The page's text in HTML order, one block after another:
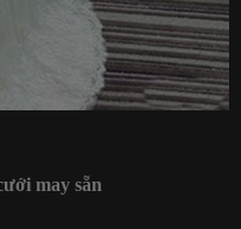
may sẵn